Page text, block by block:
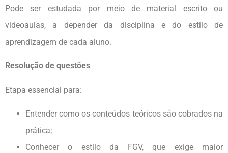
Pode ser estudada por meio de material escrito ou
videoaulas, a depender da disciplina e do estilo de
aprendizagem de cada aluno.
Resolução de questões
Etapa essencial para:
Entender como os conteúdos teóricos são cobrados na
prática;
Conhecer o estilo da FGV, que exige maior